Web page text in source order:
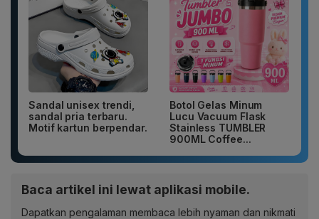
Sandal unisex trendi,
sandal pria terbaru.
Motif kartun berpendar.
Botol Gelas Minum
Lucu Vacuum Flask
Stainless TUMBLER
900ML Coffee...
Baca artikel ini lewat aplikasi mobile.
Dapatkan pengalaman membaca lebih nyaman dan nikmati